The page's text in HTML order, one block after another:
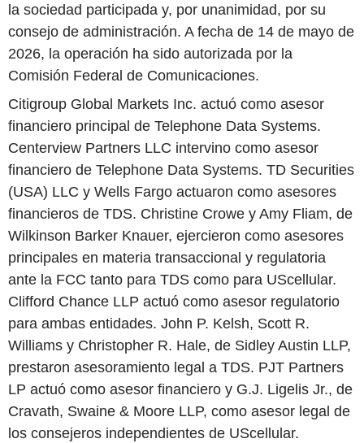
la sociedad participada y, por unanimidad, por su
consejo de administración. A fecha de 14 de mayo de
2026, la operación ha sido autorizada por la
Comisión Federal de Comunicaciones.
Citigroup Global Markets Inc. actuó como asesor
financiero principal de Telephone Data Systems.
Centerview Partners LLC intervino como asesor
financiero de Telephone Data Systems. TD Securities
(USA) LLC y Wells Fargo actuaron como asesores
financieros de TDS. Christine Crowe y Amy Fliam, de
Wilkinson Barker Knauer, ejercieron como asesores
principales en materia transaccional y regulatoria
ante la FCC tanto para TDS como para UScellular.
Clifford Chance LLP actuó como asesor regulatorio
para ambas entidades. John P. Kelsh, Scott R.
Williams y Christopher R. Hale, de Sidley Austin LLP,
prestaron asesoramiento legal a TDS. PJT Partners
LP actuó como asesor financiero y G.J. Ligelis Jr., de
Cravath, Swaine & Moore LLP, como asesor legal de
los consejeros independientes de UScellular.